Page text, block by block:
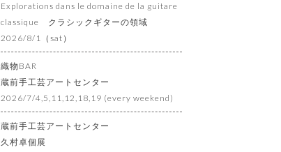
Explorations dans le domaine de la guitare
classique クラシックギターの領域
2026/8/1（sat）
織物BAR
蔵前手工芸アートセンター
2026/7/4,5,11,12,18,19 (every weekend)
蔵前手工芸アートセンター
久村卓個展